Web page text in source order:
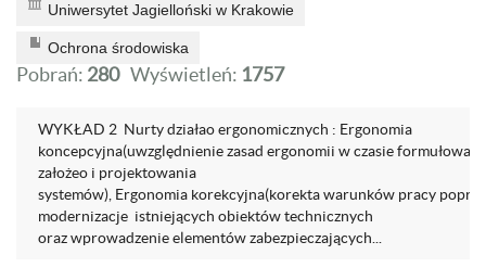
Uniwersytet Jagielloński w Krakowie
Ochrona środowiska
Pobrań: 280 Wyświetleń: 1757
WYKŁAD 2 Nurty działao ergonomicznych : Ergonomia
koncepcyjna(uwzględnienie zasad ergonomii w czasie
założeo i projektowania
systemów), Ergonomia korekcyjna(korekta warunków pracy
modernizacje istniejących obiektów technicznych
oraz wprowadzenie elementów zabezpieczających...